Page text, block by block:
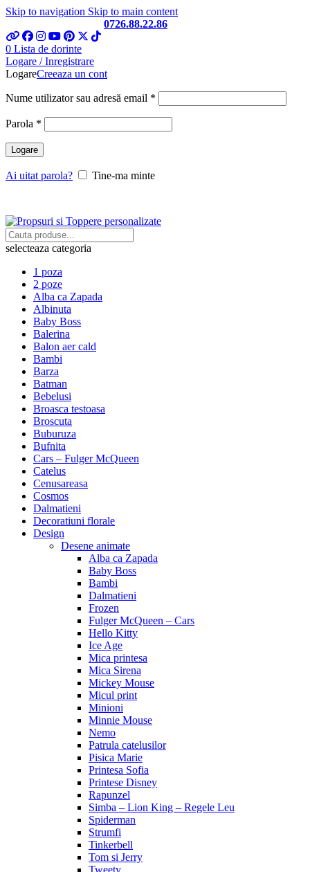
Skip to navigation Skip to main content
0726.88.22.86
0 Lista de dorinte
Logare / Inregistrare
LogareCreeaza un cont
Nume utilizator sau adresă email *
Parola *
Logare
Ai uitat parola? Tine-ma minte
selecteaza categoria
1 poza
2 poze
Alba ca Zapada
Albinuta
Baby Boss
Balerina
Balon aer cald
Bambi
Barza
Batman
Bebelusi
Broasca testoasa
Broscuta
Buburuza
Bufnita
Cars – Fulger McQueen
Catelus
Cenusareasa
Cosmos
Dalmatieni
Decoratiuni florale
Design
Desene animate
Alba ca Zapada
Baby Boss
Bambi
Dalmatieni
Frozen
Fulger McQueen – Cars
Hello Kitty
Ice Age
Mica printesa
Mica Sirena
Mickey Mouse
Micul print
Minioni
Minnie Mouse
Nemo
Patrula catelusilor
Pisica Marie
Printesa Sofia
Printese Disney
Rapunzel
Simba – Lion King – Regele Leu
Spiderman
Strumfi
Tinkerbell
Tom si Jerry
Tweety